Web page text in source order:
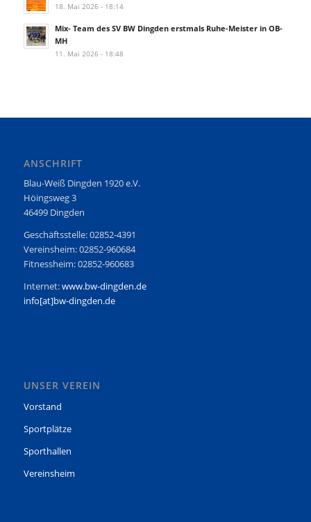
18. Mai 2026 - 18:14
Mix- Team des SV BW Dingden erstmals Ruhe-Meister in OB-
MH
11. Mai 2026 - 18:48
ANSCHRIFT
Blau-Weiß Dingden 1920 e.V.
Höingsweg 3
46499 Dingden
Geschäftsstelle: 02852-4391
Vereinsheim: 02852-960684
Fitnessheim: 02852-960683
Internet:www.bw-dingden.de
info[at]bw-dingden.de
UNSER VEREIN
Vorstand
Sportplätze
Sporthallen
Vereinsheim